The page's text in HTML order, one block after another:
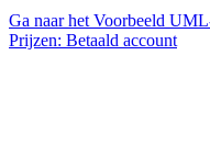
Ga naar het Voorbeeld
Prijzen: Betaald account